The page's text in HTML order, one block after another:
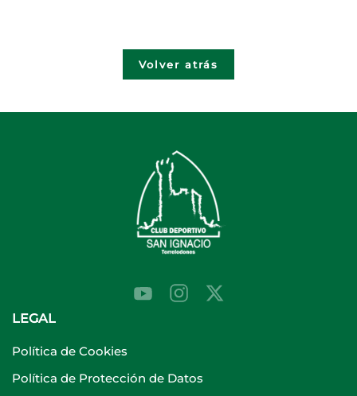
Volver atrás
LEGAL
Política de Cookies
Política de Protección de Datos